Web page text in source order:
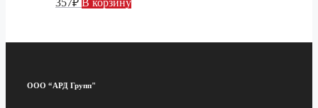
357₽ В корзину
ООО “АРД Групп"